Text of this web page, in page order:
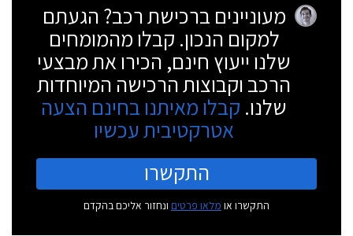
מעוניינים ברכישת רכב? הגעתם
למקום הנכון. קבלו מהמומחים
שלנו ייעוץ חינם, הכירו את מבצעי
הרכב וקבוצות הרכישה המיוחדות
שלנו. קבלו מאיתנו בחינם הצעה
אטרקטיבית עכשיו
התקשרו
התקשרו או מלאו פרטים ונחזור אליכם בהקדם